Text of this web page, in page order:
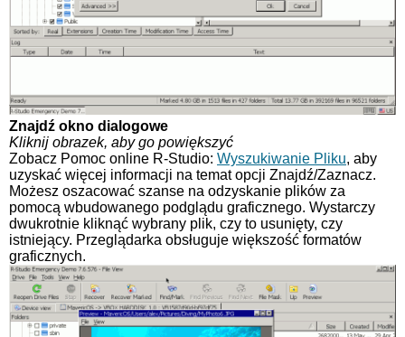
Znajdź okno dialogowe
Kliknij obrazek, aby go powiększyć
Zobacz Pomoc online R-Studio: Wyszukiwanie Pliku, aby
uzyskać więcej informacji na temat opcji Znajdź/Zaznacz.
Możesz oszacować szanse na odzyskanie plików za
pomocą wbudowanego podglądu graficznego. Wystarczy
dwukrotnie kliknąć wybrany plik, czy to usunięty, czy
istniejący. Przeglądarka obsługuje większość formatów
graficznych.